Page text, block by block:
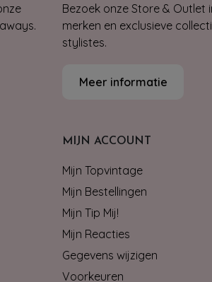
Bezoek onze Store & Outlet
merken en exclusieve
stylistes.
Meer informatie
MIJN ACCOUNT
Mijn Topvintage
Mijn Bestellingen
Mijn Tip Mij!
Mijn Reacties
Gegevens wijzigen
Voorkeuren